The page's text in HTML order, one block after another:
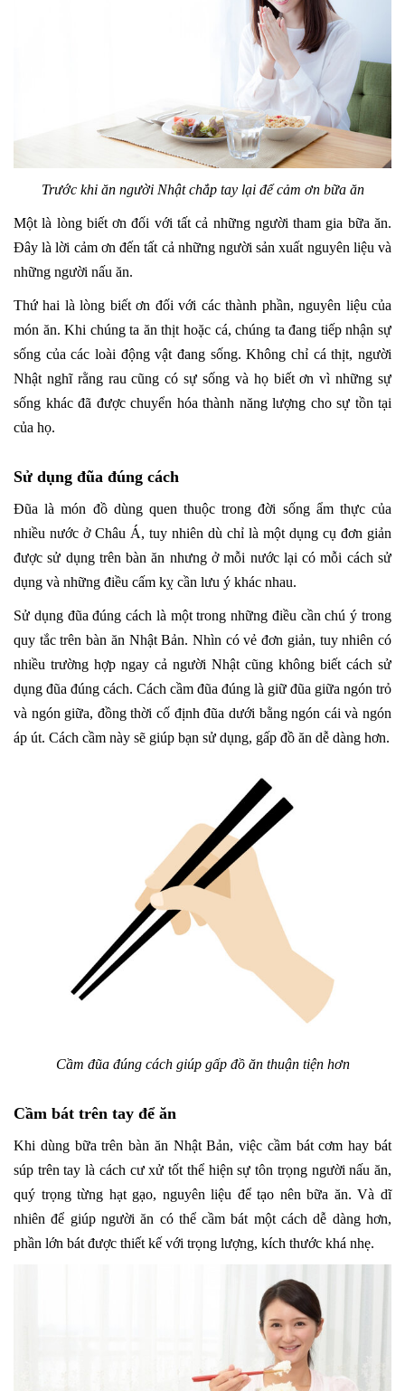
Trước khi ăn người Nhật chắp tay lại để cảm ơn bữa ăn
Một là lòng biết ơn đối với tất cả những người tham gia bữa ăn.
Đây là lời cảm ơn đến tất cả những người sản xuất nguyên liệu và
những người nấu ăn.
Thứ hai là lòng biết ơn đối với các thành phần, nguyên liệu của
món ăn. Khi chúng ta ăn thịt hoặc cá, chúng ta đang tiếp nhận sự
sống của các loài động vật đang sống. Không chỉ cá thịt, người
Nhật nghĩ rằng rau cũng có sự sống và họ biết ơn vì những sự
sống khác đã được chuyển hóa thành năng lượng cho sự tồn tại
của họ.
Sử dụng đũa đúng cách
Đũa là món đồ dùng quen thuộc trong đời sống ẩm thực của
nhiều nước ở Châu Á, tuy nhiên dù chỉ là một dụng cụ đơn giản
được sử dụng trên bàn ăn nhưng ở mỗi nước lại có mỗi cách sử
dụng và những điều cấm kỵ cần lưu ý khác nhau.
Sử dụng đũa đúng cách là một trong những điều cần chú ý trong
quy tắc trên bàn ăn Nhật Bản. Nhìn có vẻ đơn giản, tuy nhiên có
nhiều trường hợp ngay cả người Nhật cũng không biết cách sử
dụng đũa đúng cách. Cách cầm đũa đúng là giữ đũa giữa ngón trỏ
và ngón giữa, đồng thời cố định đũa dưới bằng ngón cái và ngón
áp út. Cách cầm này sẽ giúp bạn sử dụng, gấp đồ ăn dễ dàng hơn.
Cầm đũa đúng cách giúp gấp đồ ăn thuận tiện hơn
Cầm bát trên tay để ăn
Khi dùng bữa trên bàn ăn Nhật Bản, việc cầm bát cơm hay bát
súp trên tay là cách cư xử tốt thể hiện sự tôn trọng người nấu ăn,
quý trọng từng hạt gạo, nguyên liệu để tạo nên bữa ăn. Và dĩ
nhiên để giúp người ăn có thể cầm bát một cách dễ dàng hơn,
phần lớn bát được thiết kế với trọng lượng, kích thước khá nhẹ.